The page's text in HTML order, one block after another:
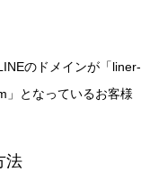
のドメインが「liner-
」となっているお客様
法